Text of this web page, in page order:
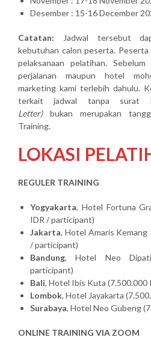
Desember : 15-16 December
Catatan: Jadwal tersebut
kebutuhan calon peserta. Peserta
pelaksanaan pelatihan.
perjalanan maupun hotel
marketing kami terlebih dahulu.
terkait jadwal tanpa surat
Letter)bukan merupakan
Training.
LOKASI
REGULER TRAINING
Yogyakarta, Hotel Fortuna
IDR / participant)
Jakarta, Hotel Amaris
/ participant)
Bandung, Hotel Neo
participant)
Bali, Hotel Ibis Kuta (7.500.000
Lombok, Hotel Jayakarta
Surabaya, Hotel Neo Gubeng
ONLINE TRAINING VIA ZOOM